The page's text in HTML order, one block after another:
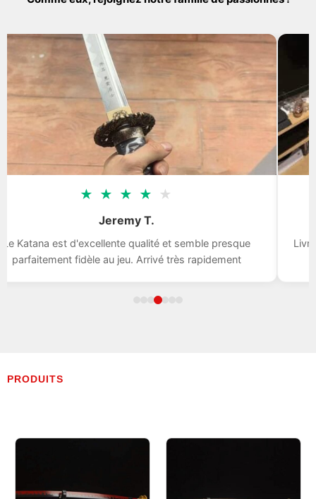
★ ★ ★
Jeremy T.
est d'excellente qualité et semble presque
fidèle au jeu. Arrivé très rapidement
Livraison
PRODUITS